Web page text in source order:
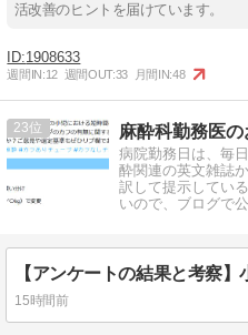
活改善のヒントを届けています。
1908633
週間IN:12 週間OUT:33 月間IN:48
23 麻酔科勤務医
病院勤務日は、毎
酔関連の英文雑誌
訳して提示してい
いので、ブログで
15時間前